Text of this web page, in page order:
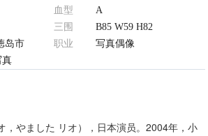
血型
A
三围
B85 W59 H82
岛市 职业
写真偶像
真
，やました リオ），日本演员。2004年，小